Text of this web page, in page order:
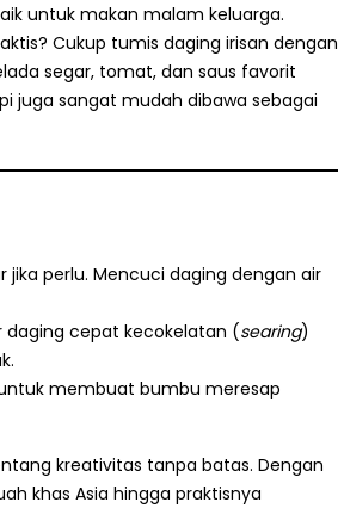
untuk makan malam keluarga.
Cukup tumis daging irisan dengan
segar, tomat, dan saus favorit
juga sangat mudah dibawa sebagai
perlu. Mencuci daging dengan air
daging cepat kecokelatan (searing)
membuat bumbu meresap
kreativitas tanpa batas. Dengan
khas Asia hingga praktisnya